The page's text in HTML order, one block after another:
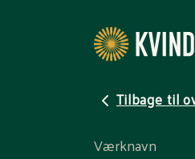
Tilbage til
Værknavn